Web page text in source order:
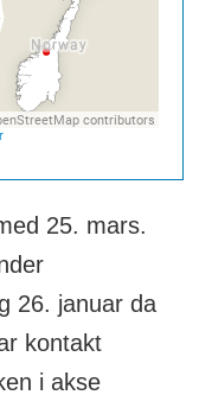
25. mars.
26. januar da
kontakt
i akse